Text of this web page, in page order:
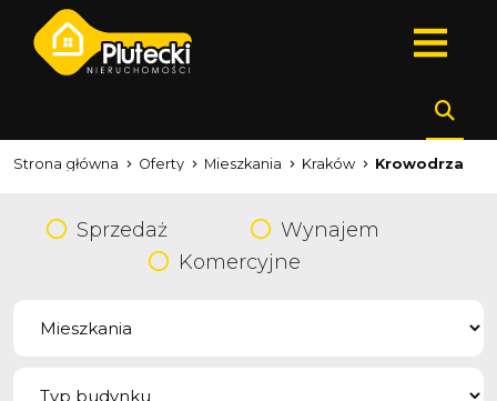
Strona główna Oferty Mieszkania Kraków Krowodrza
Sprzedaż
Wynajem
Komercyjne